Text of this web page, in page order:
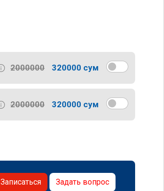
2000000 320000 сум
2000000 320000 сум
Записаться Задать вопрос